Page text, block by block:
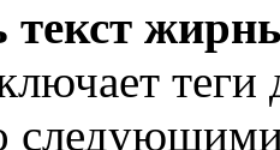
текст
теги